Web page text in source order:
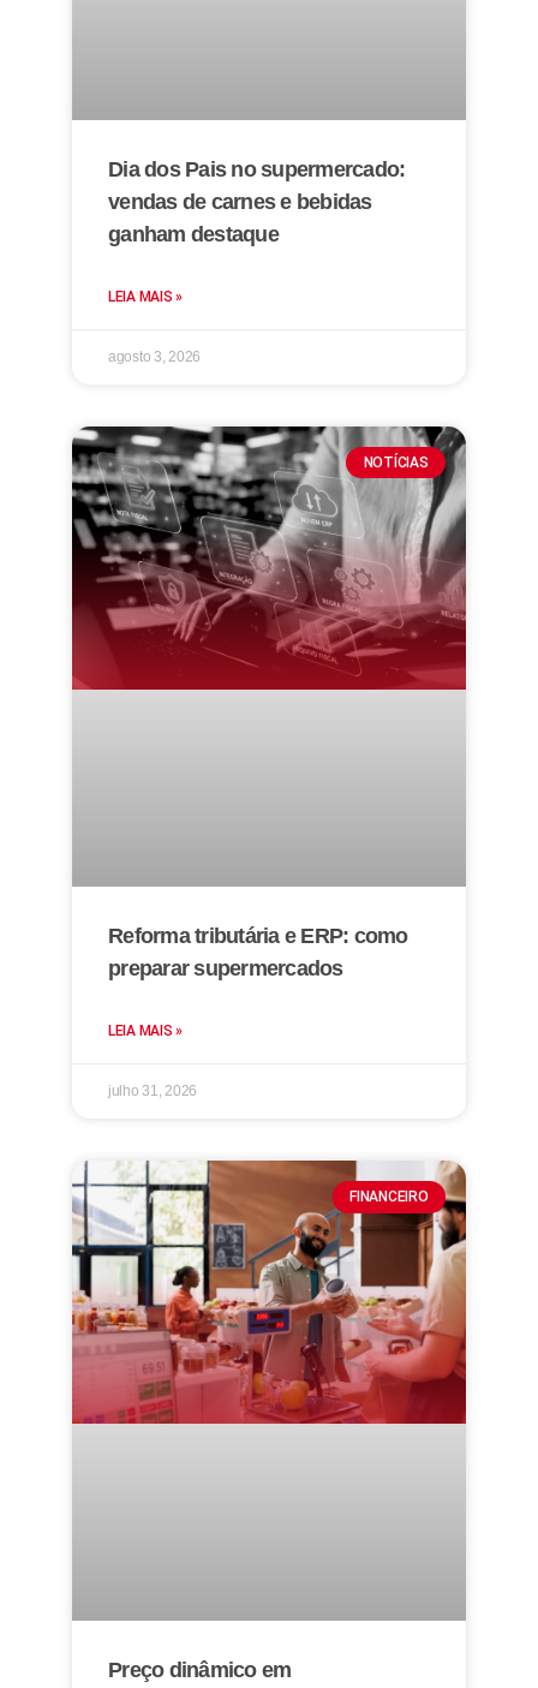
Dia dos Pais no supermercado:
vendas de carnes e bebidas
ganham destaque
LEIA MAIS »
agosto 3, 2026
NOTÍCIAS
Reforma tributária e ERP: como
preparar supermercados
LEIA MAIS »
julho 31, 2026
FINANCEIRO
Preço dinâmico em